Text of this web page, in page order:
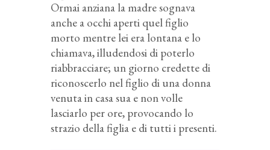
Ormai anziana la madre sognava
anche a occhi aperti quel figlio
morto mentre lei era lontana e lo
chiamava, illudendosi di poterlo
riabbracciare; un giorno credette di
riconoscerlo nel figlio di una donna
venuta in casa sua e non volle
lasciarlo per ore, provocando lo
strazio della figlia e di tutti i presenti.